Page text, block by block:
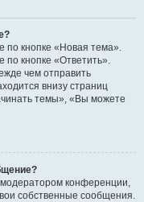
по кнопке «Новая тема».
кнопке «Ответить».
чем отправить
внизу страниц
темы», «Вы можете
конференции,
собственные сообщения.